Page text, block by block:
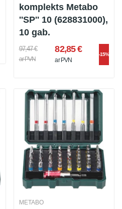
komplekts Metabo
''SP'' 10 (628831000),
10 gab.
97,47 €
ar PVN
82,85 €
ar PVN
-15%
METABO